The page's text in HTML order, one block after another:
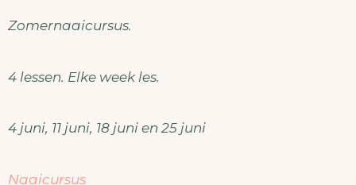
Zomernaaicursus.
4 lessen. Elke week les.
4 juni, 11 juni, 18 juni en 25 juni
Naaicursus